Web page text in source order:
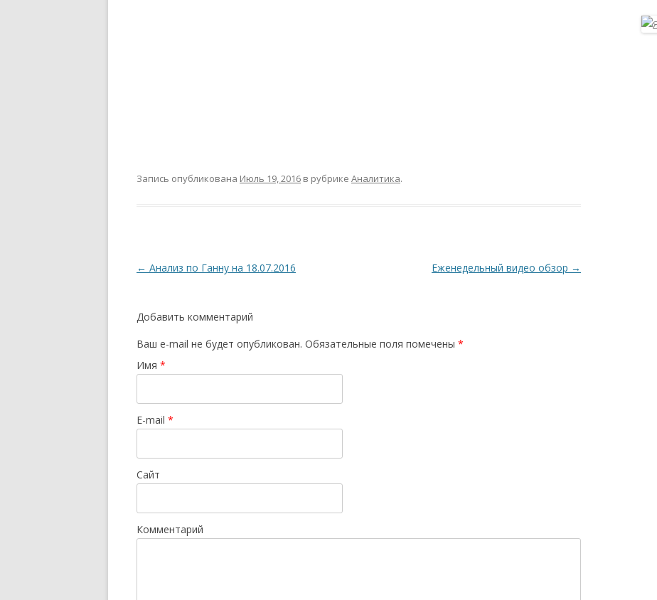
Запись опубликована Июль 19, 2016 в рубрике Аналитика.
Навигация
← Анализ по Ганну на 18.07.2016 Еженедельный видео обзор →
Добавить комментарий
Ваш e-mail не будет опубликован. Обязательные поля помечены *
Имя *
E-mail *
Сайт
Комментарий